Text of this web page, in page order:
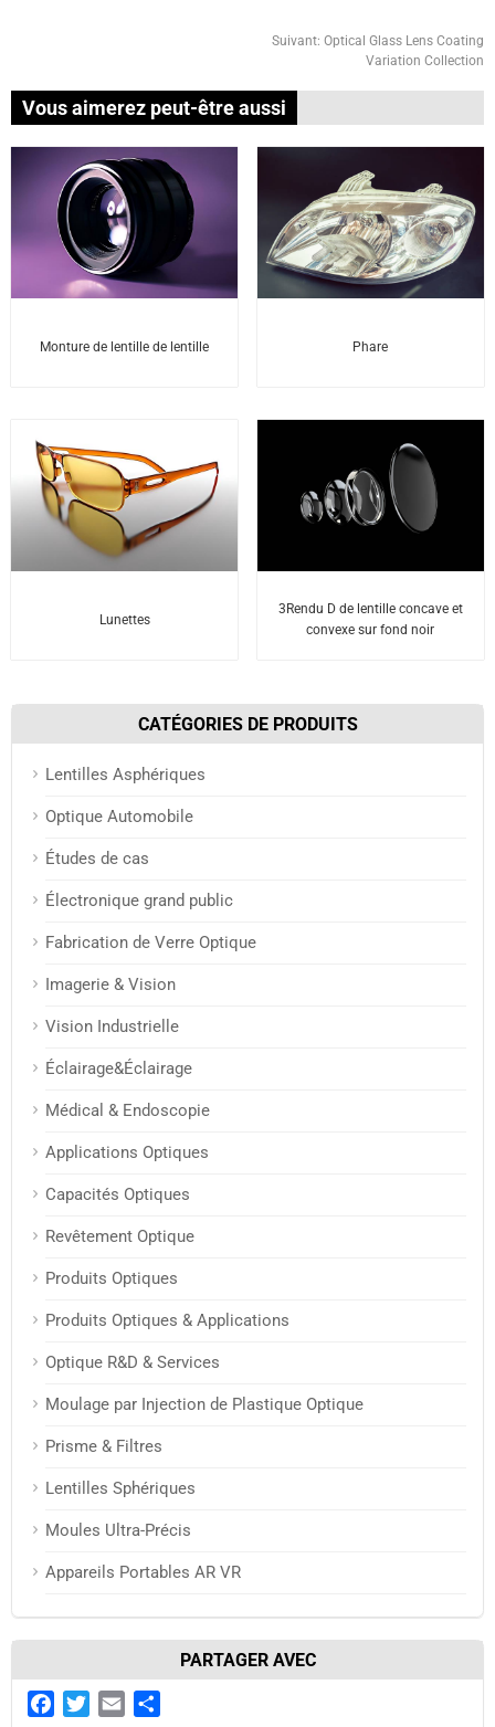
Suivant: Optical Glass Lens Coating
Variation Collection
Vous aimerez peut-être aussi
Monture de lentille de lentille Phare
Lunettes
3Rendu D de lentille concave et
convexe sur fond noir
CATÉGORIES DE PRODUITS
Lentilles Asphériques
Optique Automobile
Études de cas
Électronique grand public
Fabrication de Verre Optique
Imagerie & Vision
Vision Industrielle
Éclairage&Éclairage
Médical & Endoscopie
Applications Optiques
Capacités Optiques
Revêtement Optique
Produits Optiques
Produits Optiques & Applications
Optique R&D & Services
Moulage par Injection de Plastique Optique
Prisme & Filtres
Lentilles Sphériques
Moules Ultra-Précis
Appareils Portables AR VR
PARTAGER AVEC
FacebookTwitterEmail